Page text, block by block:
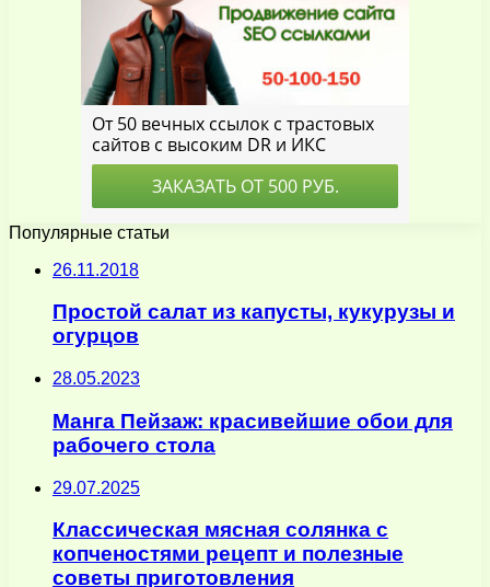
Популярные статьи
26.11.2018
Простой салат из капусты, кукурузы и
огурцов
28.05.2023
Манга Пейзаж: красивейшие обои для
рабочего стола
29.07.2025
Классическая мясная солянка с
копченостями рецепт и полезные
советы приготовления